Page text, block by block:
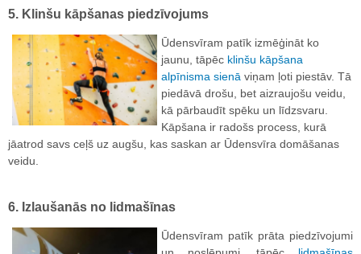
5. Klinšu kāpšanas piedzīvojums
Ūdensvīram patīk izmēģināt ko
jaunu, tāpēc klinšu kāpšana
alpīnisma sienā viņam ļoti piestāv. Tā
piedāvā drošu, bet aizraujošu veidu,
kā pārbaudīt spēku un līdzsvaru.
Kāpšana ir radošs process, kurā
jāatrod savs ceļš uz augšu, kas saskan ar Ūdensvīra domāšanas
veidu.
6. Izlaušanās no lidmašīnas
Ūdensvīram patīk prāta piedzīvojumi